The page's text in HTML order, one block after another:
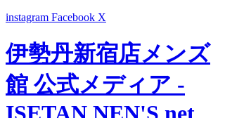
instagram Facebook X
伊勢丹新宿店メンズ
館 公式メディア -